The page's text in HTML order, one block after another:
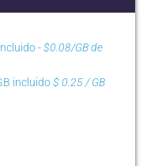
-$0.08/GB de
incluido$ 0.25 / GB